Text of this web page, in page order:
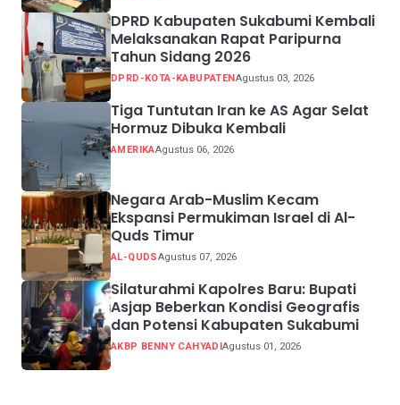
DPRD Kabupaten Sukabumi Kembali
Melaksanakan Rapat Paripurna
Tahun Sidang 2026
DPRD-KOTA-KABUPATENAgustus 03, 2026
Tiga Tuntutan Iran ke AS Agar Selat
Hormuz Dibuka Kembali
AMERIKAAgustus 06, 2026
Negara Arab-Muslim Kecam
Ekspansi Permukiman Israel di Al-
Quds Timur
AL-QUDSAgustus 07, 2026
Silaturahmi Kapolres Baru: Bupati
Asjap Beberkan Kondisi Geografis
dan Potensi Kabupaten Sukabumi
AKBP BENNY CAHYADIAgustus 01, 2026